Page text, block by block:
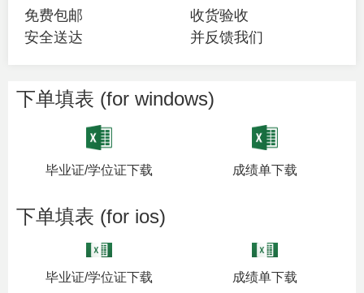
免费包邮
安全送达
收货验收
并反馈我们
下单填表 (for windows)
毕业证/学位证下载 成绩单下载
下单填表 (for ios)
毕业证/学位证下载 成绩单下载